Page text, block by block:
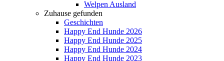
Welpen Ausland
Zuhause gefunden
Geschichten
Happy End Hunde 2026
Happy End Hunde 2025
Happy End Hunde 2024
Happy End Hunde 2023